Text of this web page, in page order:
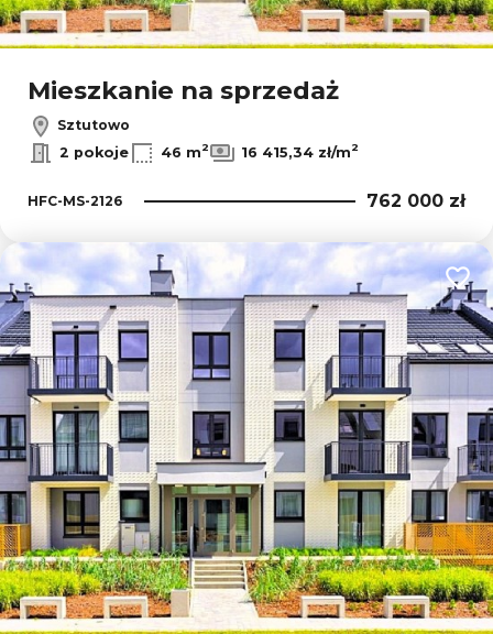
Mieszkanie na sprzedaż
Sztutowo
2 pokoje
46 m2 16 415,34 zł/m2
HFC-MS-2126 762 000 zł